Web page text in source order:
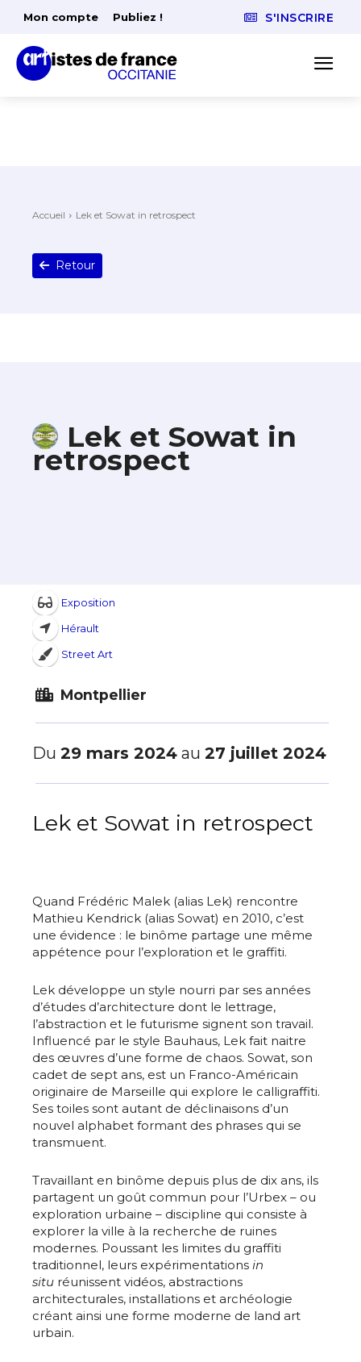
Mon compte Publiez ! S'INSCRIRE
Accueil Lek et Sowat in retrospect
Retour
Lek et Sowat in
retrospect
Exposition
Hérault
Street Art
Montpellier
Du 29 mars 2024 au 27 juillet 2024
Lek et Sowat in retrospect
Quand Frédéric Malek (alias Lek) rencontre
Mathieu Kendrick (alias Sowat) en 2010, c’est
une évidence : le binôme partage une même
appétence pour l’exploration et le graffiti.
Lek développe un style nourri par ses années
d’études d’architecture dont le lettrage,
l’abstraction et le futurisme signent son travail.
Influencé par le style Bauhaus, Lek fait naitre
des œuvres d’une forme de chaos. Sowat, son
cadet de sept ans, est un Franco-Américain
originaire de Marseille qui explore le calligraffiti.
Ses toiles sont autant de déclinaisons d’un
nouvel alphabet formant des phrases qui se
transmuent.
Travaillant en binôme depuis plus de dix ans, ils
partagent un goût commun pour l’Urbex – ou
exploration urbaine – discipline qui consiste à
explorer la ville à la recherche de ruines
modernes. Poussant les limites du graffiti
traditionnel, leurs expérimentations in
situ réunissent vidéos, abstractions
architecturales, installations et archéologie
créant ainsi une forme moderne de land art
urbain.